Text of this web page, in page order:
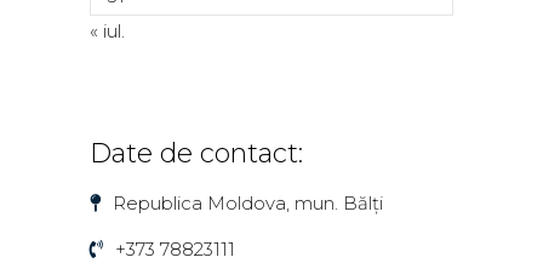
« iul.
Date de contact:
Republica Moldova, mun. Bălți
+373 78823111